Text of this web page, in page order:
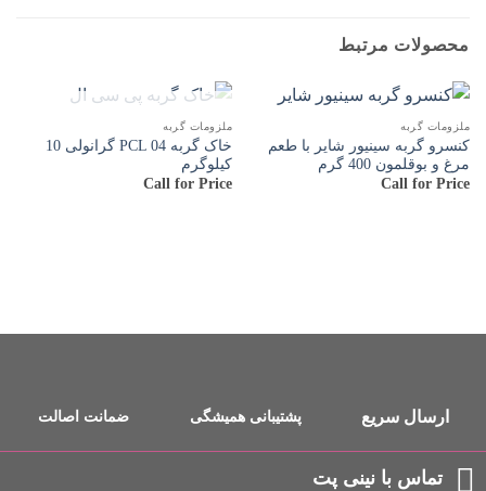
محصولات مرتبط
ملزومات گربه
کنسرو گربه سینیور شایر با طعم
مرغ و بوقلمون 400 گرم
Call for Price
ملزومات گربه
خاک گربه PCL 04 گرانولی 10
کیلوگرم
Call for Price
ارسال سریع پشتیبانی همیشگی ضمانت اصالت
تماس با نینی پت